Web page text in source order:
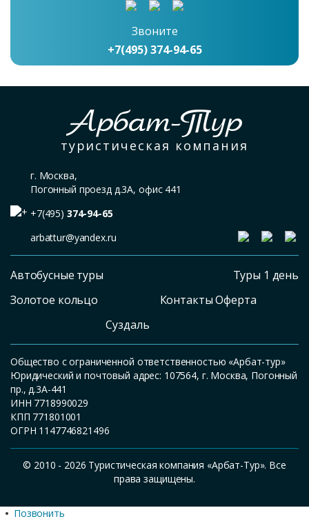
Звоните
+7(495) 374-94-65
Арбат-Тур
туристическая компания
г. Москва,
Погонный проезд д.3А, офис 441
+7(495) 374-94-65
arbattur@yandex.ru
Автобусные туры
Золотое кольцо
Суздаль
Туры 1 день
Контакты Оферта
Общество с ограниченной ответственностью «Арбат-тур»
Юридический и почтовый адрес: 107564, г. Москва, Погонный
пр., д.3А-441
ИНН 7718990029
КПП 771801001
ОГРН 1147746821496
© 2010 - 2026 Туристическая компания «Арбат-Тур». Все
права защищены.
Позвонить